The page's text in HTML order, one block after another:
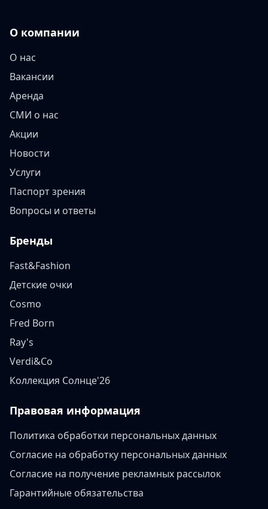
О компании
О нас
Вакансии
Аренда
СМИ о нас
Акции
Новости
Услуги
Паспорт зрения
Вопросы и ответы
Бренды
Fast&Fashion
Детские очки
Cosmo
Fred Born
Ray's
Verdi&Co
Коллекция Солнце'26
Правовая информация
Политика обработки персональных данных
Согласие на обработку персональных данных
Согласие на получение рекламных рассылок
Гарантийные обязательства